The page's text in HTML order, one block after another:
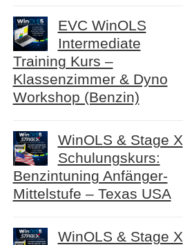
EVC WinOLS
Intermediate
Training Kurs –
Klassenzimmer & Dyno
Workshop (Benzin)
WinOLS & Stage X
Schulungskurs:
Benzintuning Anfänger-
Mittelstufe – Texas USA
WinOLS & Stage X